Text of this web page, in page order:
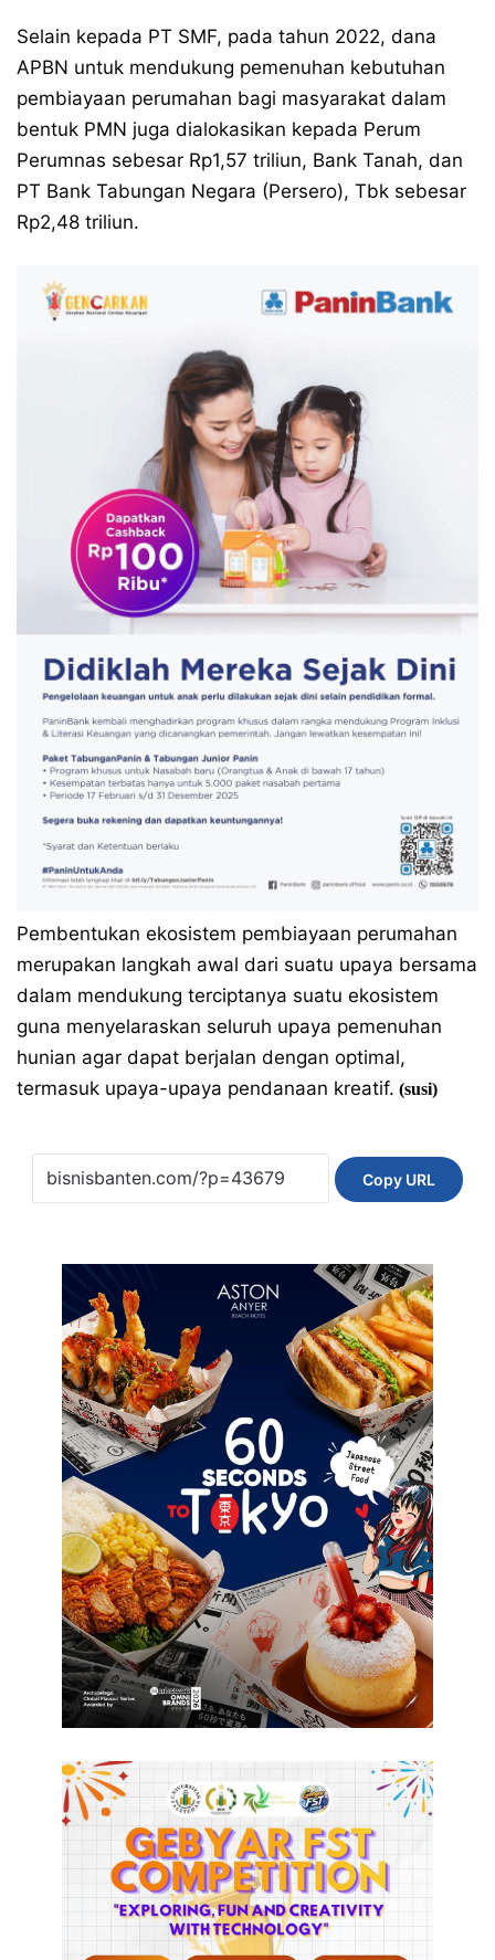
Selain kepada PT SMF, pada tahun 2022, dana
APBN untuk mendukung pemenuhan kebutuhan
pembiayaan perumahan bagi masyarakat dalam
bentuk PMN juga dialokasikan kepada Perum
Perumnas sebesar Rp1,57 triliun, Bank Tanah, dan
PT Bank Tabungan Negara (Persero), Tbk sebesar
Rp2,48 triliun.
Pembentukan ekosistem pembiayaan perumahan
merupakan langkah awal dari suatu upaya bersama
dalam mendukung terciptanya suatu ekosistem
guna menyelaraskan seluruh upaya pemenuhan
hunian agar dapat berjalan dengan optimal,
termasuk upaya-upaya pendanaan kreatif. (susi)
Copy URL